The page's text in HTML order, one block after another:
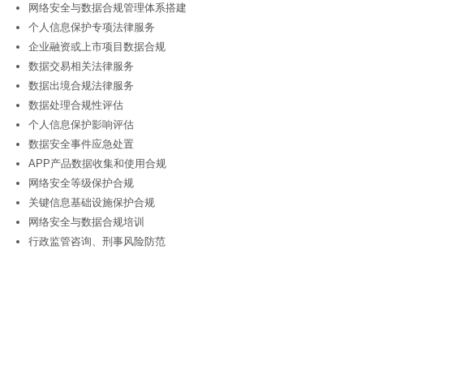
网络安全与数据合规管理体系搭建
个人信息保护专项法律服务
企业融资或上市项目数据合规
数据交易相关法律服务
数据出境合规法律服务
数据处理合规性评估
个人信息保护影响评估
数据安全事件应急处置
APP产品数据收集和使用合规
网络安全等级保护合规
关键信息基础设施保护合规
网络安全与数据合规培训
行政监管咨询、刑事风险防范